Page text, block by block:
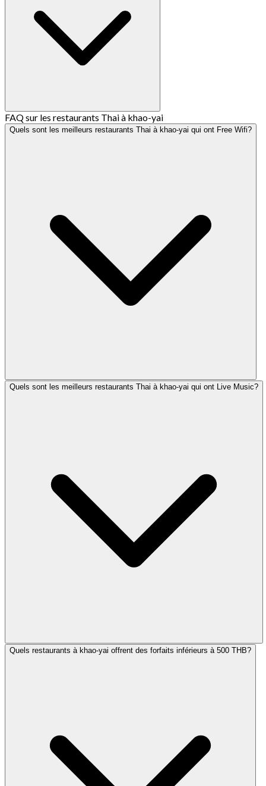
FAQ sur les restaurants Thai à khao-yai
Quels sont les meilleurs restaurants Thai à khao-yai qui ont Free Wifi?
Quels sont les meilleurs restaurants Thai à khao-yai qui ont Live Music?
Quels restaurants à khao-yai offrent des forfaits inférieurs à 500 THB?